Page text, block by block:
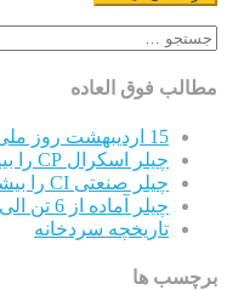
جستجو
مطالب فوق العاده
15 اردیبهشت روز ملی تهویه مطبوع
چیلر اسکرال CP را بیشتر بشناسیم
چیلر صنعتی CI را بیشتر بشناسیم
چیلر آماده از 6 تن الی 720 تن آماده تحویل است.
تاریخچه سردخانه
برچسب ها